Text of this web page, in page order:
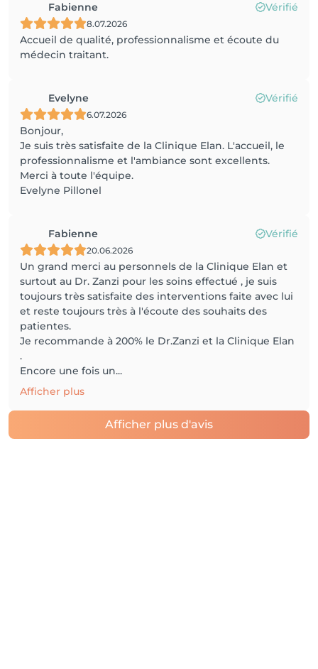
Fabienne Vérifié
8.07.2026
Accueil de qualité, professionnalisme et écoute du
médecin traitant.
Evelyne Vérifié
6.07.2026
Bonjour,
Je suis très satisfaite de la Clinique Elan. L'accueil, le
professionnalisme et l'ambiance sont excellents.
Merci à toute l'équipe.
Evelyne Pillonel
Fabienne Vérifié
20.06.2026
Un grand merci au personnels de la Clinique Elan et
surtout au Dr. Zanzi pour les soins effectué , je suis
toujours très satisfaite des interventions faite avec lui
et reste toujours très à l'écoute des souhaits des
patientes.
Je recommande à 200% le Dr.Zanzi et la Clinique Elan
.
Encore une fois un...
Afficher plus
Afficher plus d'avis